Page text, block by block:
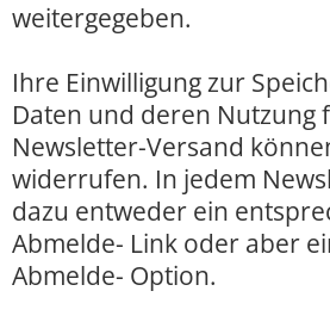
weitergegeben.
Ihre Einwilligung zur
Daten und deren Nutzung
Newsletter-Versand
widerrufen. In jedem
dazu entweder ein
Abmelde- Link oder aber
Abmelde- Option.